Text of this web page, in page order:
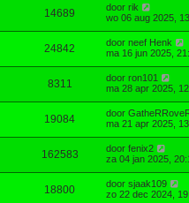
14689 door rik
wo 06 aug 2025,
24842 door neef Henk
ma 16 jun 2025,
8311 door ron101
ma 28 apr 2025,
19084 door
ma 21 apr 2025,
162583 door fenix2
za 04 jan 2025,
18800 door sjaak109
zo 22 dec 2024,